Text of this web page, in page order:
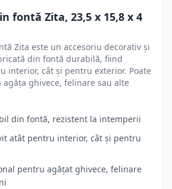
fontă Zita, 23,5 x 15,8 x 4
Zita este un accesoriu decorativ și
din fontă durabilă, fiind
interior, cât și pentru exterior. Poate
ghivece, felinare sau alte
din fontă, rezistent la intemperii
atât pentru interior, cât și pentru
pentru agățat ghivece, felinare